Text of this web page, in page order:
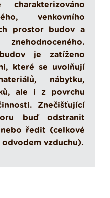
venkovního
prostor budov a
je zatíženo
které se uvolňují
nábytku,
ale i z povrchu
Znečišťující
buď odstranit
ředit (celkové
vzduchu).